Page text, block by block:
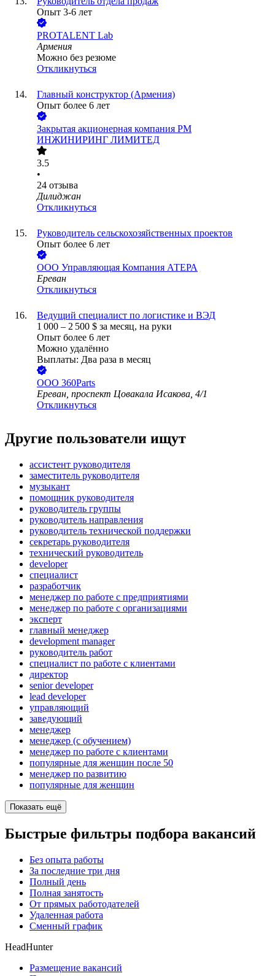
Опыт 3-6 лет
PROTALENT Lab
Армения
Можно без резюме
Откликнуться
Главный конструктор (Армения)
Опыт более 6 лет
Закрытая акционерная компания РМ
ИНЖИНИРИНГ ЛИМИТЕД
3.5
•
24 отзыва
Дилиджан
Откликнуться
Руководитель сельскохозяйственных проектов
Опыт более 6 лет
ООО Управляющая Компания АТЕРА
Ереван
Откликнуться
Ведущий специалист по логистике и ВЭД
1 000 – 2 500 $ за месяц, на руки
Опыт более 6 лет
Можно удалённо
Выплаты: Два раза в месяц
ООО 360Parts
Ереван, проспект Цовакала Исакова, 4/1
Откликнуться
Другие пользователи ищут
ассистент руководителя
заместитель руководителя
музыкант
помощник руководителя
руководитель группы
руководитель направления
руководитель технической поддержки
секретарь руководителя
технический руководитель
developer
специалист
разработчик
менеджер по работе с предприятиями
менеджер по работе с организациями
эксперт
главный менеджер
development manager
руководитель работ
специалист по работе с клиентами
директор
senior developer
lead developer
управляющий
заведующий
менеджер
менеджер (с обучением)
менеджер по работе с клиентами
популярные для женщин после 50
менеджер по развитию
популярные для женщин
Показать ещё
Быстрые фильтры подбора вакансий
Без опыта работы
За последние три дня
Полный день
Полная занятость
От прямых работодателей
Удаленная работа
Сменный график
HeadHunter
Размещение вакансий